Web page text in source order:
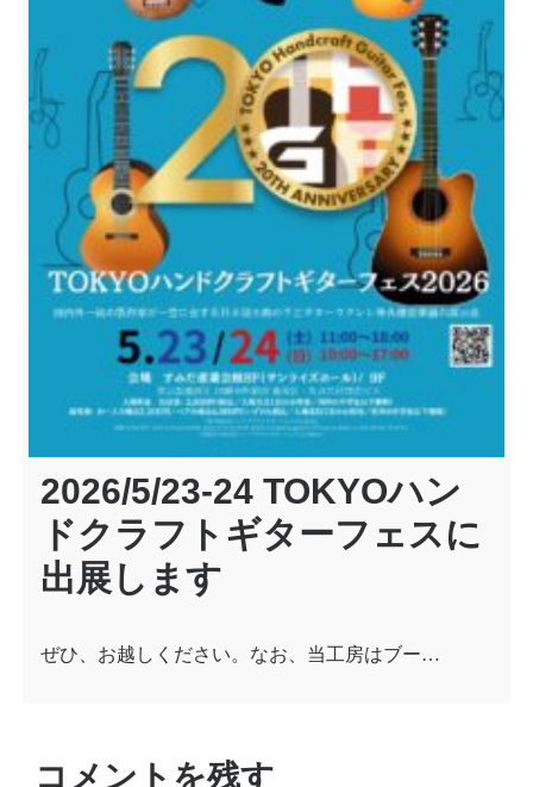
2026/5/23-24 TOKYOハン
ドクラフトギターフェスに
出展します
ぜひ、お越しください。なお、当工房はブー…
コメントを残す